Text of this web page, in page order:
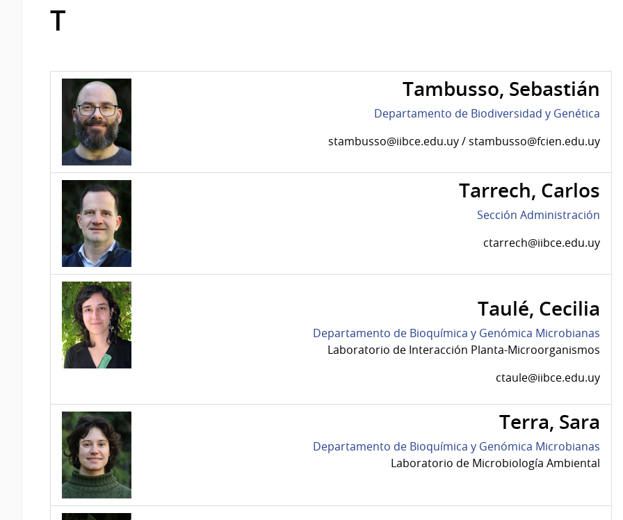
T
Tambusso, Sebastián
Departamento de Biodiversidad y Genética
stambusso@iibce.edu.uy / stambusso@fcien.edu.uy
Tarrech, Carlos
Sección Administración
ctarrech@iibce.edu.uy
Taulé, Cecilia
Departamento de Bioquímica y Genómica Microbianas
Laboratorio de Interacción Planta-Microorganismos
ctaule@iibce.edu.uy
Terra, Sara
Departamento de Bioquímica y Genómica Microbianas
Laboratorio de Microbiología Ambiental